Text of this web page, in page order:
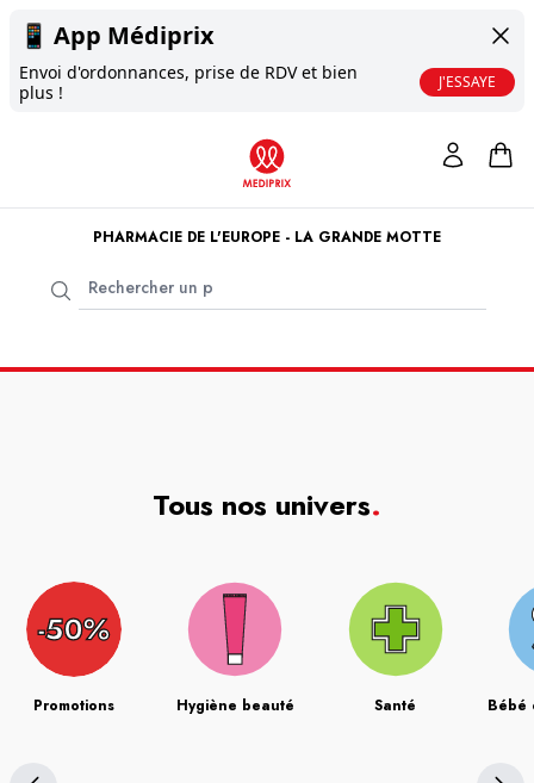
📱 App Médiprix
Envoi d'ordonnances, prise de RDV et bien
plus !
J'ESSAYE
PHARMACIE DE L'EUROPE - LA GRANDE MOTTE
Tous nos univers.
Promotions Hygiène beauté Santé Bébé